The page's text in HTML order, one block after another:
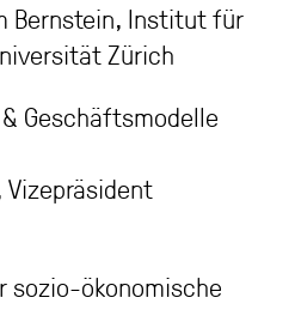
Bernstein, Institut für
Zürich
& Geschäftsmodelle
Vizepräsident
sozio-ökonomische